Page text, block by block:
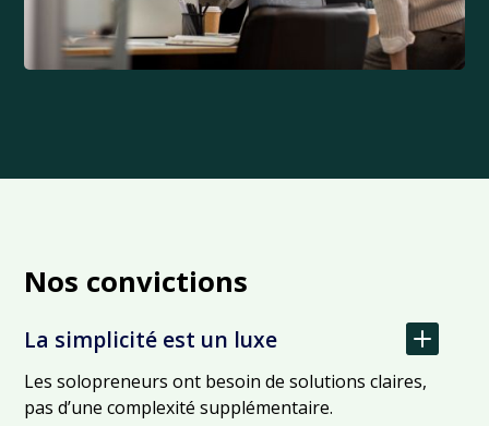
Nos convictions
La simplicité est un luxe
Les solopreneurs ont besoin de solutions claires,
pas d’une complexité supplémentaire.